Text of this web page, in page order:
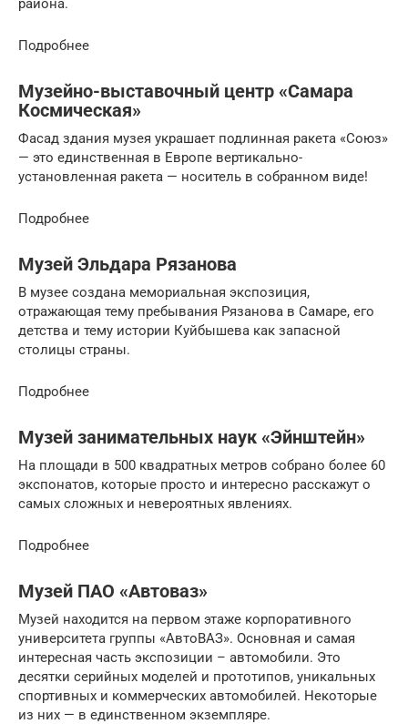
района.
Подробнее
Музейно-выставочный центр «Самара
Космическая»
Фасад здания музея украшает подлинная ракета «Союз»
— это единственная в Европе вертикально-
установленная ракета — носитель в собранном виде!
Подробнее
Музей Эльдара Рязанова
В музее создана мемориальная экспозиция,
отражающая тему пребывания Рязанова в Самаре, его
детства и тему истории Куйбышева как запасной
столицы страны.
Подробнее
Музей занимательных наук «Эйнштейн»
На площади в 500 квадратных метров собрано более 60
экспонатов, которые просто и интересно расскажут о
самых сложных и невероятных явлениях.
Подробнее
Музей ПАО «Автоваз»
Музей находится на первом этаже корпоративного
университета группы «АвтоВАЗ». Основная и самая
интересная часть экспозиции – автомобили. Это
десятки серийных моделей и прототипов, уникальных
спортивных и коммерческих автомобилей. Некоторые
из них — в единственном экземпляре.